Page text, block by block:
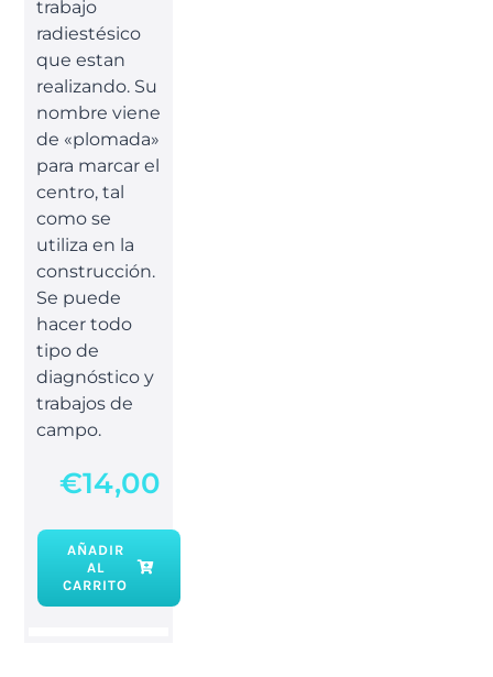
trabajo
radiestésico
que estan
realizando. Su
nombre viene
de «plomada»
para marcar el
centro, tal
como se
utiliza en la
construcción.
Se puede
hacer todo
tipo de
diagnóstico y
trabajos de
campo.
€14,00
Péndulo
de
AÑADIR
AL
CARRITO